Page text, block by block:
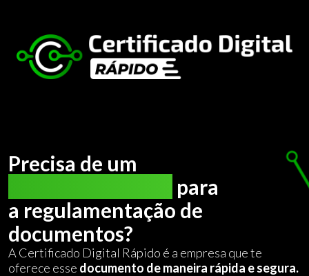
Precisa de um
para
a regulamentação de
documentos?
A Certificado Digital Rápido é a empresa que te
oferece esse documento de maneira rápida e segura.